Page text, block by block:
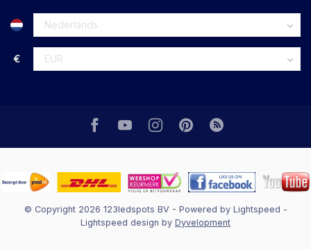
€
© Copyright 2026 123ledspots BV- Powered by Lightspeed -
Lightspeed design by Dyvelopment